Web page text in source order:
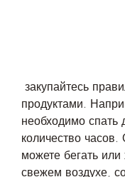
продуктами.
необходимо спать
количество
можете бегать или
свежем воздухе,